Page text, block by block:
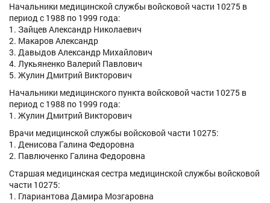
Начальники медицинской службы войсковой части 10275 в
период с 1988 по 1999 года:
1. Зайцев Александр Николаевич
2. Макаров Александр
3. Давыдов Александр Михайлович
4. Лукьяненко Валерий Павлович
5. Жулин Дмитрий Викторович
Начальники медицинского пункта войсковой части 10275 в
период с 1988 по 1999 года:
1. Жулин Дмитрий Викторович
Врачи медицинской службы войсковой части 10275:
1. Денисова Галина Федоровна
2. Павлюченко Галина Федоровна
Старшая медицинская сестра медицинской службы войсковой
части 10275:
1. Глариантова Дамира Мозгаровна